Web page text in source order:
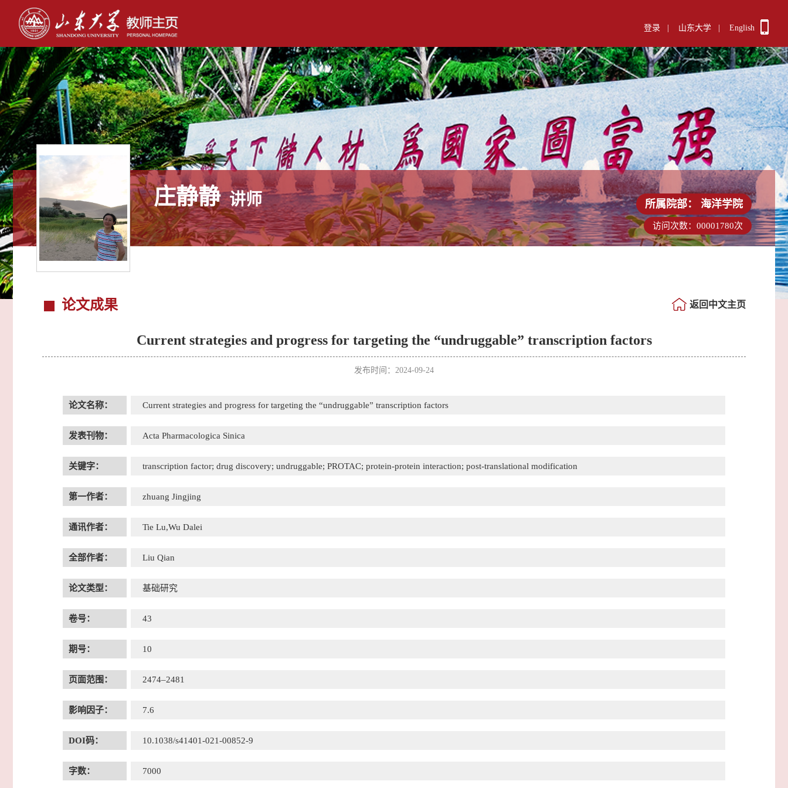
登录 山东大学 English
庄静静 讲师 所属院部： 海洋学院
访问次数： 00001780次
论文成果 返回中文主页
Current strategies and progress for targeting the “undruggable” transcription factors
发布时间：2024-09-24
论文名称： Current strategies and progress for targeting the “undruggable” transcription factors
发表刊物： Acta Pharmacologica Sinica
关键字： transcription factor; drug discovery; undruggable; PROTAC; protein-protein interaction; post-translational modification
第一作者： zhuang Jingjing
通讯作者： Tie Lu,Wu Dalei
全部作者： Liu Qian
论文类型： 基础研究
卷号： 43
期号： 10
页面范围： 2474–2481
影响因子： 7.6
DOI码： 10.1038/s41401-021-00852-9
字数： 7000